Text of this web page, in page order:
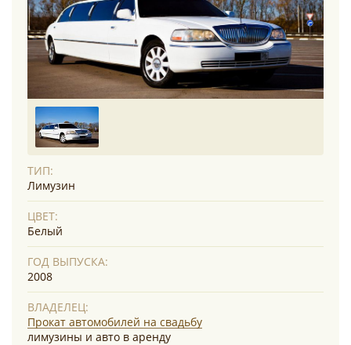
ТИП:
Лимузин
ЦВЕТ:
Белый
ГОД ВЫПУСКА:
2008
ВЛАДЕЛЕЦ:
Прокат автомобилей на свадьбу
лимузины и авто в аренду